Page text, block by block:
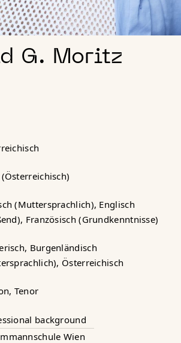
G. Moritz
(Muttersprachlich), Englisch
Französisch (Grundkenntnisse)
Burgenländisch
Österreichisch
Tenor
background
Wien